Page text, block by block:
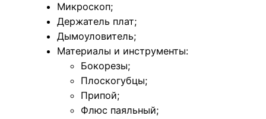
Микроскоп;
Держатель плат;
Дымоуловитель;
Материалы и инструменты:
Бокорезы;
Плоскогубцы;
Припой;
Флюс паяльный;